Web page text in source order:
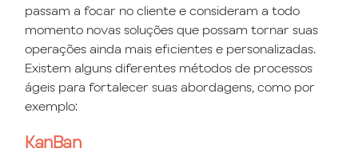
passam a focar no cliente e consideram a todo
momento novas soluções que possam tornar suas
operações ainda mais eficientes e personalizadas.
Existem alguns diferentes métodos de processos
ágeis para fortalecer suas abordagens, como por
exemplo:
KanBan